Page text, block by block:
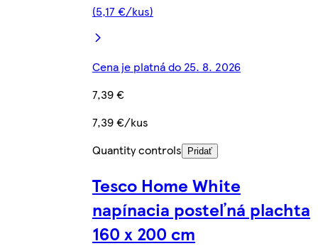
(5,17 €/kus)
Cena je platná do 25. 8. 2026
7,39 €
7,39 €/kus
Quantity controls
Pridať
Tesco Home White
napínacia posteľná plachta
160 x 200 cm